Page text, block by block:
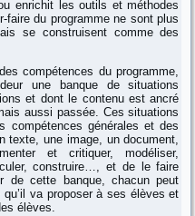
enrichit les outils et méthodes
faire du programme ne sont plus
se construisent comme des
compétences du programme,
une banque de situations
et dont le contenu est ancré
aussi passée. Ces situations
compétences générales et des
texte, une image, un document,
et critiquer, modéliser,
construire…, et de le faire
de cette banque, chacun peut
va proposer à ses élèves et
élèves.